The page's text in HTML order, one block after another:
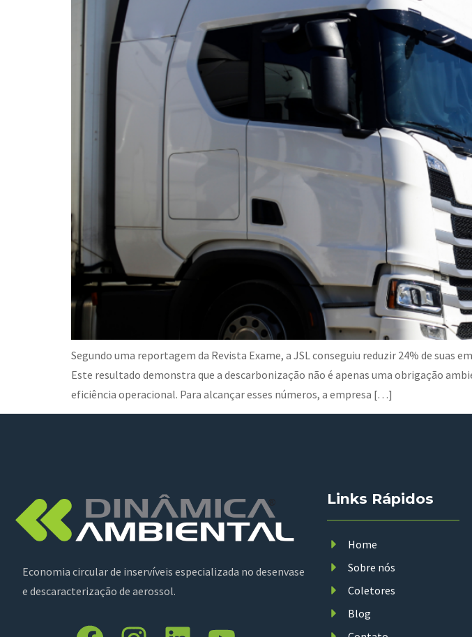
Segundo uma reportagem da Revista Exame, a JSL conseguiu reduzir 24% de
Este resultado demonstra que a descarbonização não é apenas uma obrigação
eficiência operacional. Para alcançar esses números, a empresa […]
Economia circular de inservíveis especializada no desenvase
e descaracterização de aerossol.
Links Rápidos
Home
Sobre nós
Coletores
Blog